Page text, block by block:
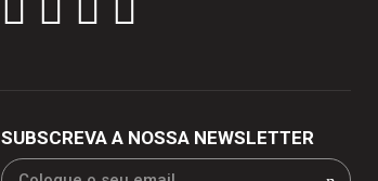
SUBSCREVA A NOSSA NEWSLETTER